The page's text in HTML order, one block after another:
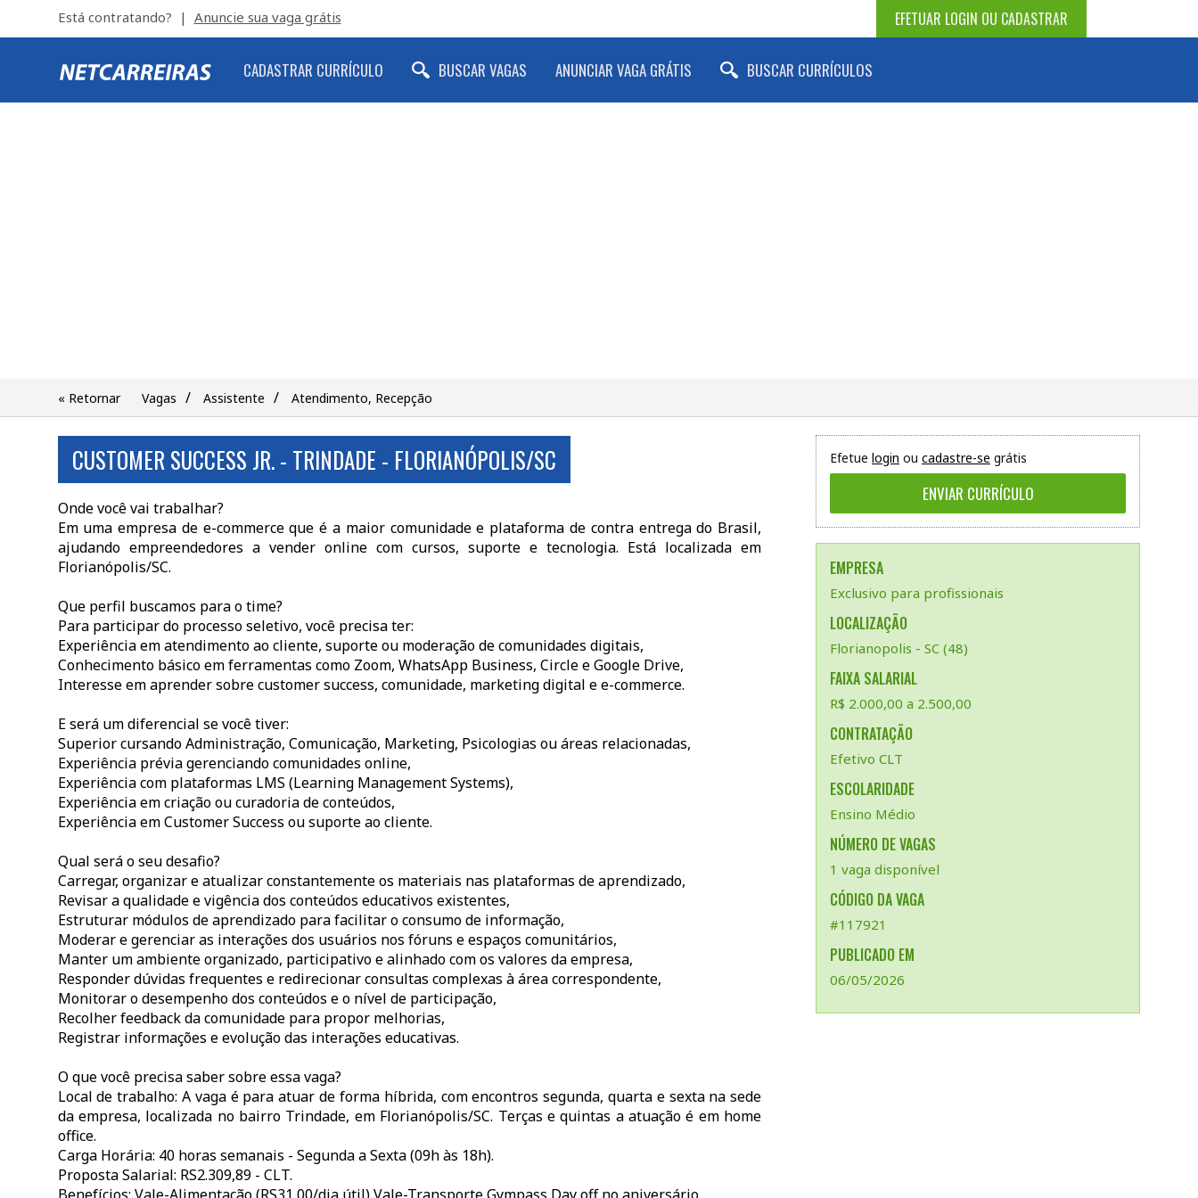
EFETUAR LOGIN OU CADASTRAR
Está contratando? | Anuncie sua vaga grátis
CADASTRAR CURRÍCULO BUSCAR VAGAS ANUNCIAR VAGA GRÁTIS BUSCAR CURRÍCULOS
« Retornar Vagas / Assistente / Atendimento, Recepção
Efetue login ou cadastre-se grátis
EMPRESA
Exclusivo para profissionais
LOCALIZAÇÃO
Florianopolis - SC (48)
FAIXA SALARIAL
R$ 2.000,00 a 2.500,00
CONTRATAÇÃO
Efetivo CLT
ESCOLARIDADE
Ensino Médio
NÚMERO DE VAGAS
1 vaga disponível
CÓDIGO DA VAGA
#117921
PUBLICADO EM
06/05/2026
CUSTOMER SUCCESS JR. - TRINDADE - FLORIANÓPOLIS/SC
Onde você vai trabalhar?
Em uma empresa de e-commerce que é a maior comunidade e plataforma de contra entrega do Brasil,
ajudando empreendedores a vender online com cursos, suporte e tecnologia. Está localizada em
Florianópolis/SC.
Que perfil buscamos para o time?
Para participar do processo seletivo, você precisa ter:
Experiência em atendimento ao cliente, suporte ou moderação de comunidades digitais,
Conhecimento básico em ferramentas como Zoom, WhatsApp Business, Circle e Google Drive,
Interesse em aprender sobre customer success, comunidade, marketing digital e e-commerce.
E será um diferencial se você tiver:
Superior cursando Administração, Comunicação, Marketing, Psicologias ou áreas relacionadas,
Experiência prévia gerenciando comunidades online,
Experiência com plataformas LMS (Learning Management Systems),
Experiência em criação ou curadoria de conteúdos,
Experiência em Customer Success ou suporte ao cliente.
Qual será o seu desafio?
Carregar, organizar e atualizar constantemente os materiais nas plataformas de aprendizado,
Revisar a qualidade e vigência dos conteúdos educativos existentes,
Estruturar módulos de aprendizado para facilitar o consumo de informação,
Moderar e gerenciar as interações dos usuários nos fóruns e espaços comunitários,
Manter um ambiente organizado, participativo e alinhado com os valores da empresa,
Responder dúvidas frequentes e redirecionar consultas complexas à área correspondente,
Monitorar o desempenho dos conteúdos e o nível de participação,
Recolher feedback da comunidade para propor melhorias,
Registrar informações e evolução das interações educativas.
O que você precisa saber sobre essa vaga?
Local de trabalho: A vaga é para atuar de forma híbrida, com encontros segunda, quarta e sexta na sede
da empresa, localizada no bairro Trindade, em Florianópolis/SC. Terças e quintas a atuação é em home
office.
Carga Horária: 40 horas semanais - Segunda a Sexta (09h às 18h).
Proposta Salarial: RS2.309,89 - CLT.